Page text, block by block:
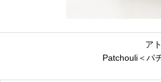
ア
Patchouli＜パ